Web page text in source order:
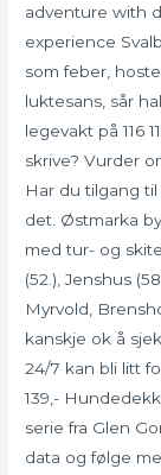
adventure with
experience
som feber,
luktesans, sår
legevakt på 116
skrive? Vurder
Har du tilgang
det. Østmarka
med tur- og
(52.), Jenshus
Myrvold,
kanskje ok å
24/7 kan bli litt
139,-
serie fra Glen
data og følge